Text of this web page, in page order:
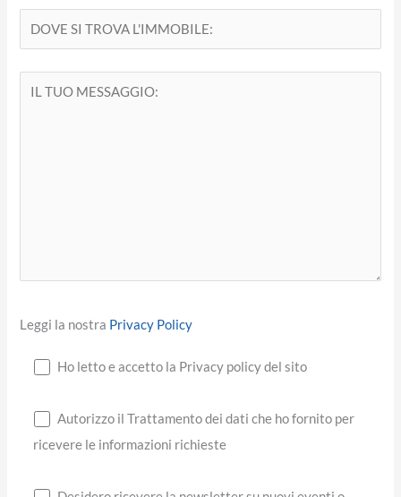
Leggi la nostra Privacy Policy
Ho letto e accetto la Privacy policy del sito
Autorizzo il Trattamento dei dati che ho fornito per
ricevere le informazioni richieste